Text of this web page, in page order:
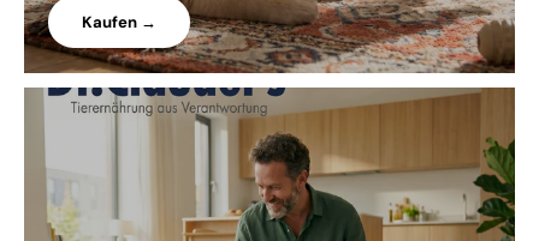
Kaufen →